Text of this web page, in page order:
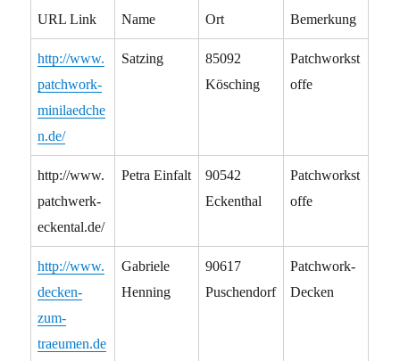
URL Link Name Ort Bemerkung
http://www.
patchwork-
minilaedche
n.de/
Satzing
85092
Kösching
Patchworkst
offe
http://www.
patchwerk-
eckental.de/
Petra Einfalt
90542
Eckenthal
Patchworkst
offe
http://www.
decken-
zum-
traeumen.de
Gabriele
Henning
90617
Puschendorf
Patchwork-
Decken